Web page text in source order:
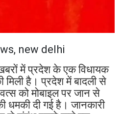
new delhi
में प्रदेश के एक विधायक
है। प्रदेश में बादली से
को मोबाइल पर जान से
धमकी दी गई है। जानकारी